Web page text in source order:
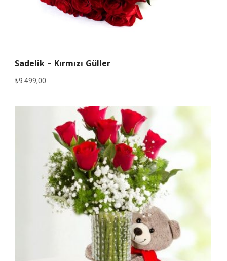
Sadelik – Kırmızı Güller
₺9.499,00